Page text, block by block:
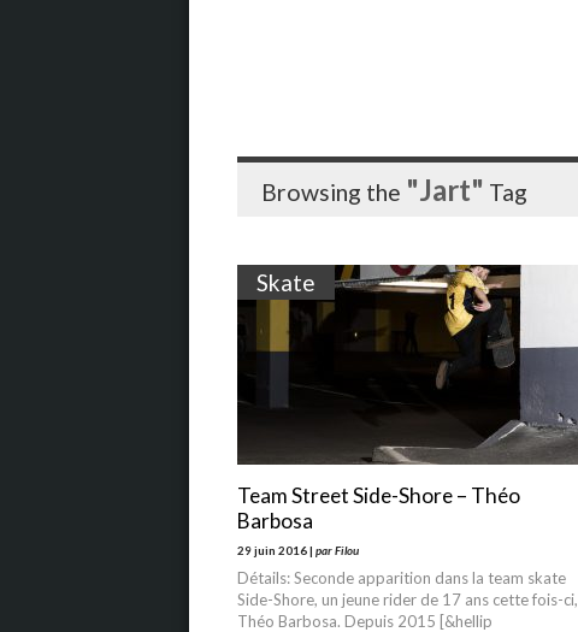
Browsing the "Jart" Tag
Skate
Team Street Side-Shore – Théo
Barbosa
29 juin 2016 | par Filou
Détails: Seconde apparition dans la team skate
Side-Shore, un jeune rider de 17 ans cette fois-ci,
Théo Barbosa. Depuis 2015 [&hellip